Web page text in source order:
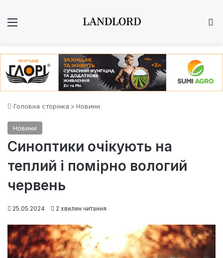
Головна сторінка > Новини
Новини
Синоптики очікують на
теплий і помірно вологий
червень
25.05.2024 2 хвилин читання